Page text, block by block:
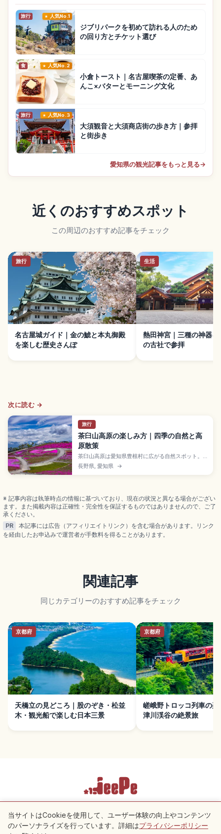
旅行 人気No.1
ジブリパークを初めて訪れる人のため
の回り方とチケット選び
食 人気No.2
小倉トースト｜名古屋喫茶の定番、あ
んこ×バターとモーニング文化
旅行 人気No.3
大須観音と大須商店街の歩き方｜参拝
と街歩き
愛知県の観光記事をもっと見る→
近くのおすすめスポット
この周辺のおすすめ記事をチェック
旅行
名古屋城ガイド｜金の鯱と本丸御殿
を楽しむ歴史さんぽ
生活
熱田神宮｜三種の神器を
の古社で参拝
次に読む →
旅行
茶臼山高原の楽しみ方｜四季の自然と高
原散策
茶臼山高原は愛知県豊根村に広がる自然スポット。
春の芝桜、夏の新緑、秋の紅葉、冬の雪景色まで、
季節ごとに表情が変わります。訪日旅行者が歩き方
長野県, 愛知県 →
※ 記事内容は執筆時点の情報に基づいており、現在の状況と異なる場合がござい
ます。また掲載内容は正確性・完全性を保証するものではありませんので、ご了
承ください。
PR
本記事には広告（アフィリエイトリンク）を含む場合があります。リンク
を経由したお申込みで運営者が手数料を得ることがあります。
関連記事
同じカテゴリーのおすすめ記事をチェック
京都府
天橋立の見どころ｜股のぞき・松並
木・観光船で楽しむ日本三景
京都府
嵯峨野トロッコ列車の楽
津川渓谷の絶景旅
付近のスポット
当サイトはCookieを使用して、ユーザー体験の向上やコンテンツ
のパーソナライズを行っています。詳細はプライバシーポリシー